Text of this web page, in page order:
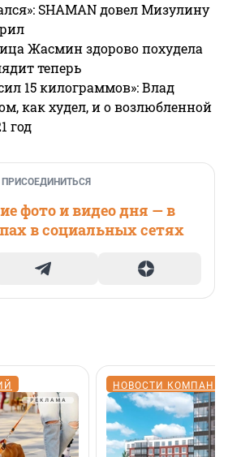
SHAMAN довел Мизулину
Жасмин здорово похудела
теперь
15 килограммов»: Влад
как худел, и о возлюбленной
год
ПРИСОЕДИНИТЬСЯ
фото и видео дня — в
в социальных сетях
НОВОСТИ